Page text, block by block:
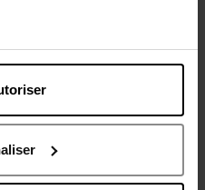
?